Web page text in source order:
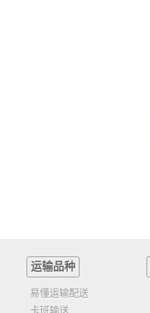
运输品种
易懂运输配送
卡班输送